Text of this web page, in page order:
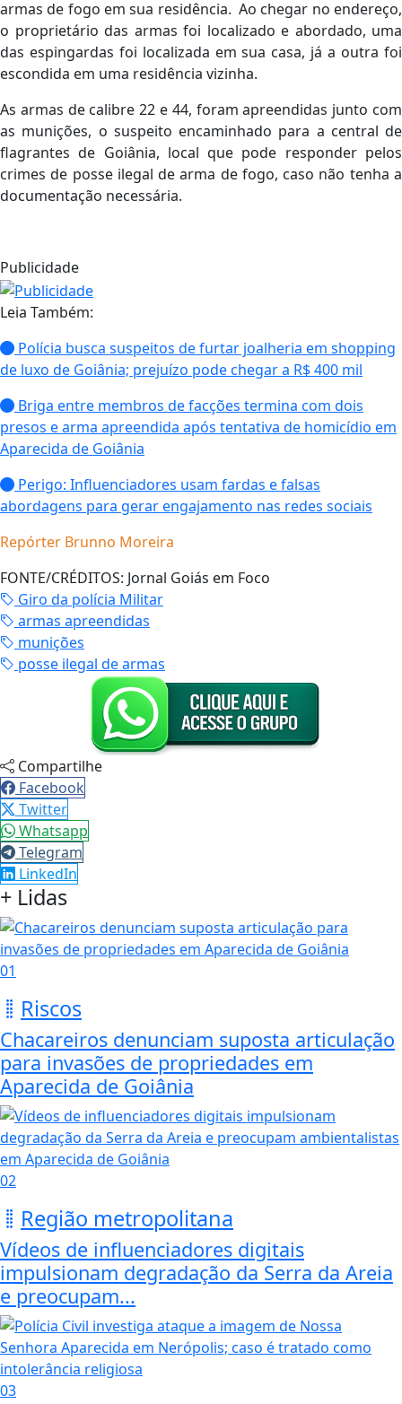
armas de fogo em sua residência. Ao chegar no endereço,
o proprietário das armas foi localizado e abordado, uma
das espingardas foi localizada em sua casa, já a outra foi
escondida em uma residência vizinha.
As armas de calibre 22 e 44, foram apreendidas junto com
as munições, o suspeito encaminhado para a central de
flagrantes de Goiânia, local que pode responder pelos
crimes de posse ilegal de arma de fogo, caso não tenha a
documentação necessária.
Publicidade
Leia Também:
Polícia busca suspeitos de furtar joalheria em shopping
de luxo de Goiânia; prejuízo pode chegar a R$ 400 mil
Briga entre membros de facções termina com dois
presos e arma apreendida após tentativa de homicídio em
Aparecida de Goiânia
Perigo: Influenciadores usam fardas e falsas
abordagens para gerar engajamento nas redes sociais
Repórter Brunno Moreira
FONTE/CRÉDITOS: Jornal Goiás em Foco
Giro da polícia Militar
armas apreendidas
munições
posse ilegal de armas
Compartilhe
Facebook
Twitter
Whatsapp
Telegram
LinkedIn
+ Lidas
01
Riscos
Chacareiros denunciam suposta articulação
para invasões de propriedades em
Aparecida de Goiânia
02
Região metropolitana
Vídeos de influenciadores digitais
impulsionam degradação da Serra da Areia
e preocupam...
03